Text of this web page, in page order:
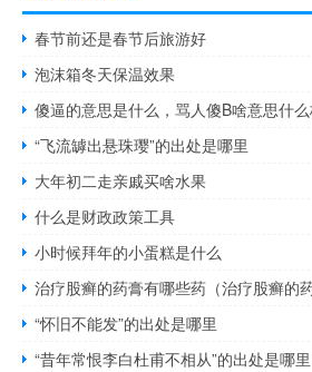
春节前还是春节后旅游好
泡沫箱冬天保温效果
傻逼的意思是什么，骂人傻B啥意思什
“飞流罅出悬珠璎”的出处是哪里
大年初二走亲戚买啥水果
什么是财政政策工具
小时候拜年的小蛋糕是什么
治疗股癣的药膏有哪些药（治疗股癣的
“怀旧不能发”的出处是哪里
“昔年常恨李白杜甫不相从”的出处是哪里